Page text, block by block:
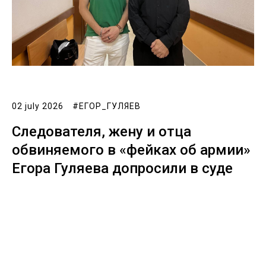
02 july 2026 #ЕГОР_ГУЛЯЕВ
Следователя, жену и отца
обвиняемого в «фейках об армии»
Егора Гуляева допросили в суде